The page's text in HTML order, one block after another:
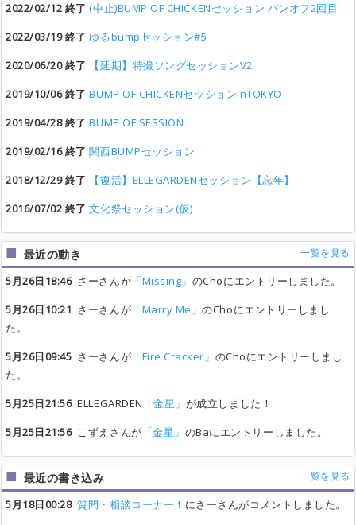
2022/02/12 終了 (中止)BUMP OF CHICKENセッション バンオフ2回目
2022/03/19 終了 ゆるbumpセッション#5
2020/06/20 終了
【延期】特撮ソングセッションV2
2019/10/06 終了 BUMP OF CHICKENセッションinTOKYO
2019/04/28 終了 BUMP OF SESSION
2019/02/16 終了 関西BUMPセッション
2018/12/29 終了
【復活】ELLEGARDENセッション【忘年】
2016/07/02 終了 文化祭セッション(仮)
最近の動き 一覧を見る
5月26日18:46さーさんが 「Missing」 のChoにエントリーしました。
5月26日10:21 さーさんが 「Marry Me」のChoにエントリーしまし
た。
5月26日09:45 さーさんが 「Fire Cracker」 のChoにエントリーしまし
た。
5月25日21:56ELLEGARDEN 「金星」 が成立しました！
5月25日21:56こずえさんが 「金星」 のBaにエントリーしました。
最近の書き込み 一覧を見る
5月18日00:28 質問・相談コーナー！ にさーさんがコメントしました。